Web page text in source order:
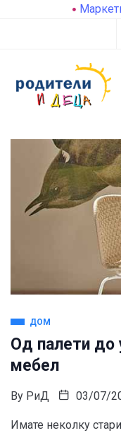
ДОМ
Од палети до
мебел
By РиД 03/07/
Имате неколку